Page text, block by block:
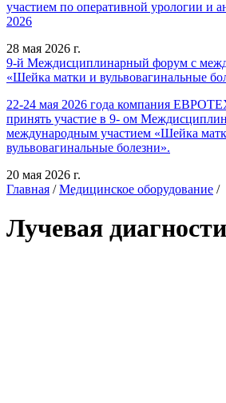
участием по оперативной урологии и
2026
28 мая 2026 г.
9-й Междисциплинарный форум с
«Шейка матки и вульвовагинальные
22-24 мая 2026 года компания
принять участие в 9- ом
международным участием «Шейка
вульвовагинальные болезни».
20 мая 2026 г.
Главная / Медицинское оборудование /
Лучевая